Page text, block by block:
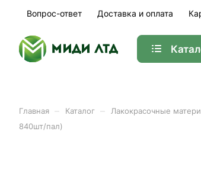
Вопрос-ответ Доставка и оплата
Главная Каталог Лакокрасочные
840шт/пал)
Эмаль